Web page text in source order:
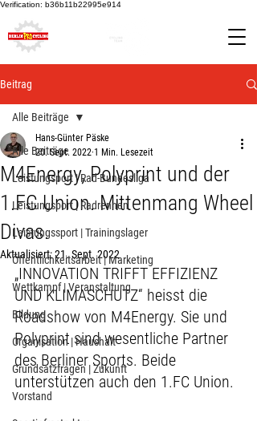
Verification: b36b11b22995e914
Beitrag
Alle Beiträge
Leistungsport | Rad-Bundesliga
Leistungsport | Radrennen
Leistungssport | Trainingslager
Öffentlichkeitsarbeit | Marketing
Wettkampf | Veranstaltung
Bildung
Organisation | Haushalt
Grundsatzfragen | Zukunft
Vorstand
Alle Beiträge
M4Energy, Polyprint und der
1.FC Union. Mittenmang Wheel
Divas.
Hans-Günter Päske
20. Sept. 2022 1 Min. Lesezeit
Aktualisiert:21. Sept. 2022
„INNOVATION TRIFFT EFFIZIENZ
UND KLIMASCHUTZ“ heisst die
Roadshow von M4Energy. Sie und
Polyprint sind wesentliche Partner
des Berliner Sports. Beide
unterstützen auch den 1.FC Union.